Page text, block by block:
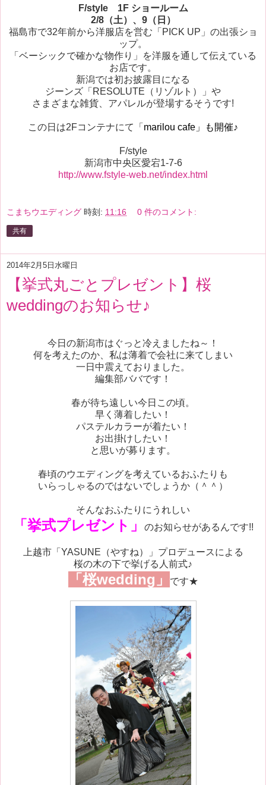
F/style 1F ショールーム
2/8（土）、9（日）
福島市で32年前から洋服店を営む「PICK UP」の出張ショ
ップ。
「ベーシックで確かな物作り」を洋服を通して伝えている
お店です。
新潟では初お披露目になる
ジーンズ「RESOLUTE（リゾルト）」や
さまざまな雑貨、アパレルが登場するそうです!
この日は2Fコンテナにて「 marilou cafe」も開催♪
F/style
新潟市中央区愛宕1-7-6
http://www.fstyle-web.net/index.html
こまちウエディング 時刻: 11:16 0 件のコメント:
共有
2014年2月5日水曜日
【挙式丸ごとプレゼント】桜
weddingのお知らせ♪
今日の新潟市はぐっと冷えましたね～！
何を考えたのか、私は薄着で会社に来てしまい
一日中震えておりました。
編集部ババです！
春が待ち遠しい今日この頃。
早く薄着したい！
パステルカラーが着たい！
お出掛けしたい！
と思いが募ります。
春頃のウエディングを考えているおふたりも
いらっしゃるのではないでしょうか（＾＾）
そんなおふたりにうれしい
「挙式プレゼント」 のお知らせがあるんです!!
上越市「YASUNE（やすね）」プロデュースによる
桜の木の下で挙げる人前式♪
「桜wedding」 です★